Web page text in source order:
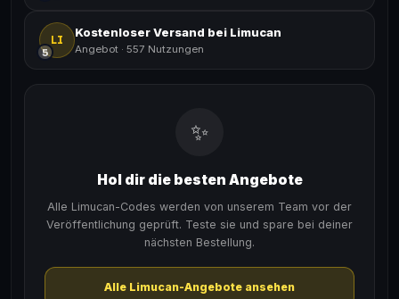
LI
5
Kostenloser Versand bei Limucan
Angebot · 557 Nutzungen
✨
Hol dir die besten Angebote
Alle Limucan-Codes werden von unserem Team vor der
Veröffentlichung geprüft. Teste sie und spare bei deiner
nächsten Bestellung.
Alle Limucan-Angebote ansehen